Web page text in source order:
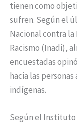
tienen como
sufren. Según el
Nacional contra la
Racismo (Inadi),
encuestadas
hacia las
indígenas.
Según el Instituto